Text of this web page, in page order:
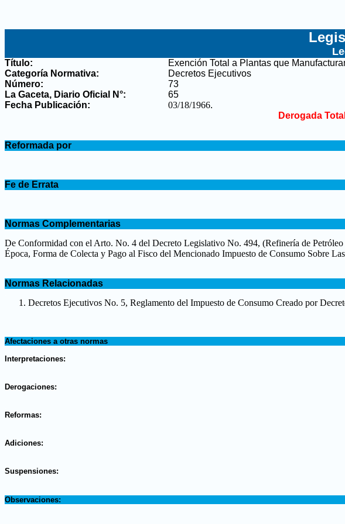
Título: Exención Total a Plantas que
Categoría Normativa:
Decretos Ejecutivos
Número:
73
La Gaceta, Diario Oficial N°:
65
Fecha Publicación:
03/18/1966.
Derogada
Reformada por
Fe de Errata
Normas Complementarias
De Conformidad con el Arto. No. 4 del Decreto Legislativo No. 494, (Refinería de
Época, Forma de Colecta y Pago al Fisco del Mencionado Impuesto de Consumo Sobre
Normas Relacionadas
Decretos Ejecutivos No. 5, Reglamento del Impuesto de Consumo Creado por
Afectaciones a otras normas
Interpretaciones:
Derogaciones:
Reformas:
Adiciones:
Suspensiones:
Observaciones: